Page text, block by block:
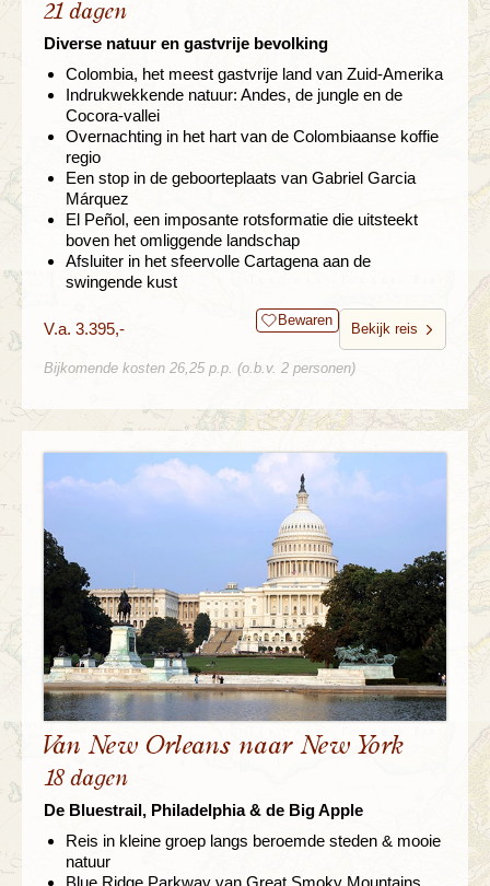
21 dagen
Diverse natuur en gastvrije bevolking
Colombia, het meest gastvrije land van Zuid-Amerika
Indrukwekkende natuur: Andes, de jungle en de
Cocora-vallei
Overnachting in het hart van de Colombiaanse koffie
regio
Een stop in de geboorteplaats van Gabriel Garcia
Márquez
El Peñol, een imposante rotsformatie die uitsteekt
boven het omliggende landschap
Afsluiter in het sfeervolle Cartagena aan de
swingende kust
V.a. 3.395,- Bewaren
Bekijk reis
Bijkomende kosten 26,25 p.p. (o.b.v. 2 personen)
Van New Orleans naar New York
18 dagen
De Bluestrail, Philadelphia & de Big Apple
Reis in kleine groep langs beroemde steden & mooie
natuur
Blue Ridge Parkway van Great Smoky Mountains